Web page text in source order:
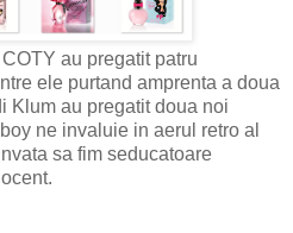
au pregatit patru
ele purtand amprenta a doua
Klum au pregatit doua noi
ne invaluie in aerul retro al
sa fim seducatoare